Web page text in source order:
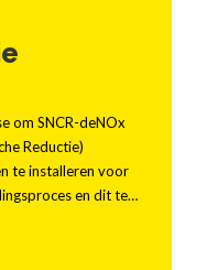
om SNCR-deNOx
Reductie)
te installeren voor
en dit te…